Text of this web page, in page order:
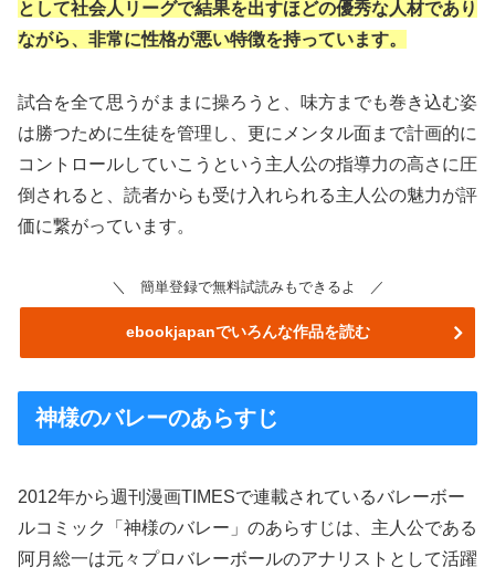
として社会人リーグで結果を出すほどの優秀な人材であり
ながら、非常に性格が悪い特徴を持っています。
試合を全て思うがままに操ろうと、味方までも巻き込む姿
は勝つために生徒を管理し、更にメンタル面まで計画的に
コントロールしていこうという主人公の指導力の高さに圧
倒されると、読者からも受け入れられる主人公の魅力が評
価に繋がっています。
＼ 簡単登録で無料試読みもできるよ ／
ebookjapanでいろんな作品を読む
神様のバレーのあらすじ
2012年から週刊漫画TIMESで連載されているバレーボー
ルコミック「神様のバレー」のあらすじは、主人公である
阿月総一は元々プロバレーボールのアナリストとして活躍